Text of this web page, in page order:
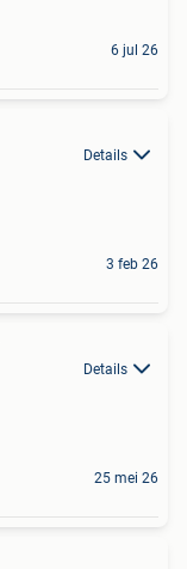
6 jul 26
Details
3 feb 26
Details
25 mei 26